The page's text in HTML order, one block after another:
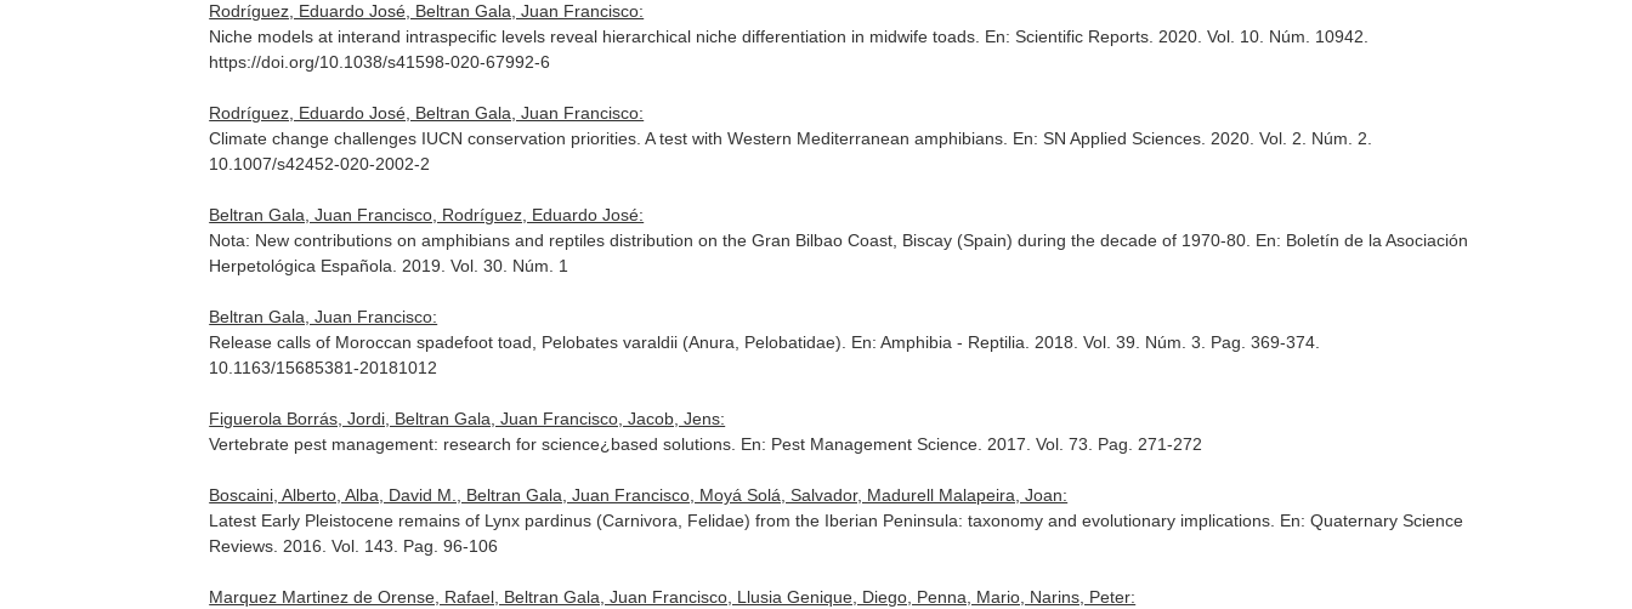
Rodríguez, Eduardo José, Beltran Gala, Juan Francisco:
Niche models at interand intraspecific levels reveal hierarchical niche differentiation in midwife toads. En: Scientific Reports . 2020. Vol. 10. Núm. 10942.
https://doi.org/10.1038/s41598-020-67992-6
Rodríguez, Eduardo José, Beltran Gala, Juan Francisco:
Climate change challenges IUCN conservation priorities. A test with Western Mediterranean amphibians. En: SN Applied Sciences . 2020. Vol. 2. Núm. 2.
10.1007/s42452-020-2002-2
Beltran Gala, Juan Francisco, Rodríguez, Eduardo José:
Nota: New contributions on amphibians and reptiles distribution on the Gran Bilbao Coast, Biscay (Spain) during the decade of 1970-80. En: Boletín de la Asociación
Herpetológica Española . 2019. Vol. 30. Núm. 1
Beltran Gala, Juan Francisco:
Release calls of Moroccan spadefoot toad, Pelobates varaldii (Anura, Pelobatidae). En: Amphibia - Reptilia . 2018. Vol. 39. Núm. 3. Pag. 369-374.
10.1163/15685381-20181012
Figuerola Borrás, Jordi, Beltran Gala, Juan Francisco, Jacob, Jens:
Vertebrate pest management: research for science¿based solutions. En: Pest Management Science . 2017. Vol. 73. Pag. 271-272
Boscaini, Alberto, Alba, David M., Beltran Gala, Juan Francisco, Moyá Solá, Salvador, Madurell Malapeira, Joan:
Latest Early Pleistocene remains of Lynx pardinus (Carnivora, Felidae) from the Iberian Peninsula: taxonomy and evolutionary implications. En: Quaternary Science
Reviews . 2016. Vol. 143. Pag. 96-106
Marquez Martinez de Orense, Rafael, Beltran Gala, Juan Francisco, Llusia Genique, Diego, Penna, Mario, Narins, Peter: